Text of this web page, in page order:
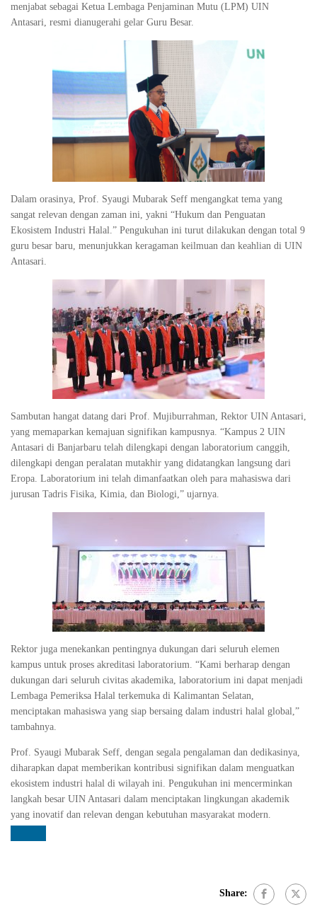
menjabat sebagai Ketua Lembaga Penjaminan Mutu (LPM) UIN
Antasari, resmi dianugerahi gelar Guru Besar.
Dalam orasinya, Prof. Syaugi Mubarak Seff mengangkat tema yang
sangat relevan dengan zaman ini, yakni “Hukum dan Penguatan
Ekosistem Industri Halal.” Pengukuhan ini turut dilakukan dengan total 9
guru besar baru, menunjukkan keragaman keilmuan dan keahlian di UIN
Antasari.
Sambutan hangat datang dari Prof. Mujiburrahman, Rektor UIN Antasari,
yang memaparkan kemajuan signifikan kampusnya. “Kampus 2 UIN
Antasari di Banjarbaru telah dilengkapi dengan laboratorium canggih,
dilengkapi dengan peralatan mutakhir yang didatangkan langsung dari
Eropa. Laboratorium ini telah dimanfaatkan oleh para mahasiswa dari
jurusan Tadris Fisika, Kimia, dan Biologi,” ujarnya.
Rektor juga menekankan pentingnya dukungan dari seluruh elemen
kampus untuk proses akreditasi laboratorium. “Kami berharap dengan
dukungan dari seluruh civitas akademika, laboratorium ini dapat menjadi
Lembaga Pemeriksa Halal terkemuka di Kalimantan Selatan,
menciptakan mahasiswa yang siap bersaing dalam industri halal global,”
tambahnya.
Prof. Syaugi Mubarak Seff, dengan segala pengalaman dan dedikasinya,
diharapkan dapat memberikan kontribusi signifikan dalam menguatkan
ekosistem industri halal di wilayah ini. Pengukuhan ini mencerminkan
langkah besar UIN Antasari dalam menciptakan lingkungan akademik
yang inovatif dan relevan dengan kebutuhan masyarakat modern.
Share: